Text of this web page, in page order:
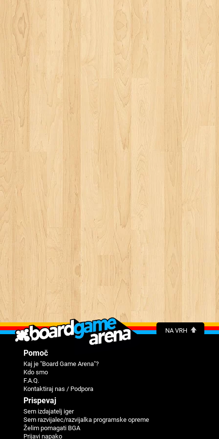
NA VRH
Pomoč
Kaj je "Board Game Arena"?
Kdo smo
F.A.Q.
Kontaktiraj nas / Podpora
Prispevaj
Sem izdajatelj iger
Sem razvijalec/razvijalka programske opreme
Želim pomagati BGA
Prijavi napako